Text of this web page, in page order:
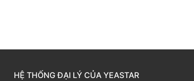
HỆ THỐNG ĐẠI LÝ CỦA YEASTAR